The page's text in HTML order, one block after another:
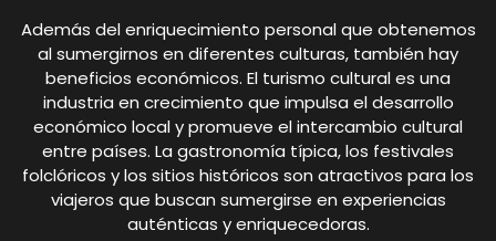
Además del enriquecimiento personal que obtenemos
al sumergirnos en diferentes culturas, también hay
beneficios económicos. El turismo cultural es una
industria en crecimiento que impulsa el desarrollo
económico local y promueve el intercambio cultural
entre países. La gastronomía típica, los festivales
folclóricos y los sitios históricos son atractivos para los
viajeros que buscan sumergirse en experiencias
auténticas y enriquecedoras.